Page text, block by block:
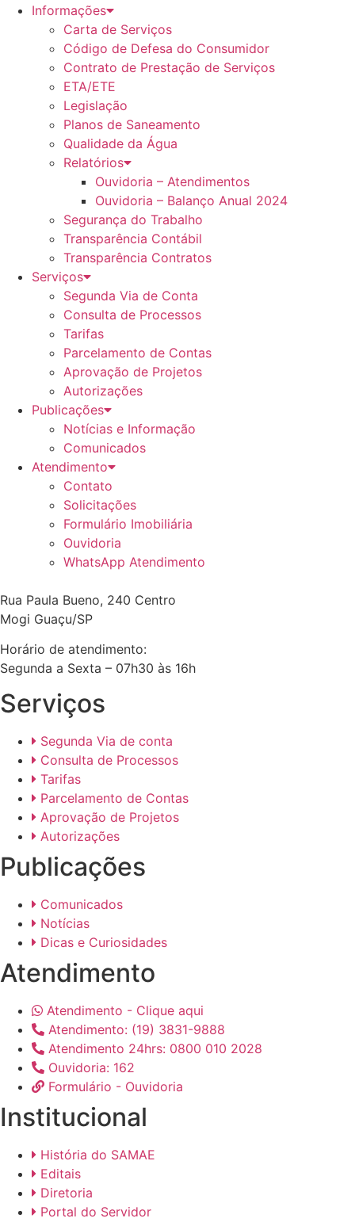
Informações
Carta de Serviços
Código de Defesa do Consumidor
Contrato de Prestação de Serviços
ETA/ETE
Legislação
Planos de Saneamento
Qualidade da Água
Relatórios
Ouvidoria – Atendimentos
Ouvidoria – Balanço Anual 2024
Segurança do Trabalho
Transparência Contábil
Transparência Contratos
Serviços
Segunda Via de Conta
Consulta de Processos
Tarifas
Parcelamento de Contas
Aprovação de Projetos
Autorizações
Publicações
Notícias e Informação
Comunicados
Atendimento
Contato
Solicitações
Formulário Imobiliária
Ouvidoria
WhatsApp Atendimento
Rua Paula Bueno, 240 Centro
Mogi Guaçu/SP
Horário de atendimento:
Segunda a Sexta – 07h30 às 16h
Serviços
Segunda Via de conta
Consulta de Processos
Tarifas
Parcelamento de Contas
Aprovação de Projetos
Autorizações
Publicações
Comunicados
Notícias
Dicas e Curiosidades
Atendimento
Atendimento - Clique aqui
Atendimento: (19) 3831-9888
Atendimento 24hrs: 0800 010 2028
Ouvidoria: 162
Formulário - Ouvidoria
Institucional
História do SAMAE
Editais
Diretoria
Portal do Servidor